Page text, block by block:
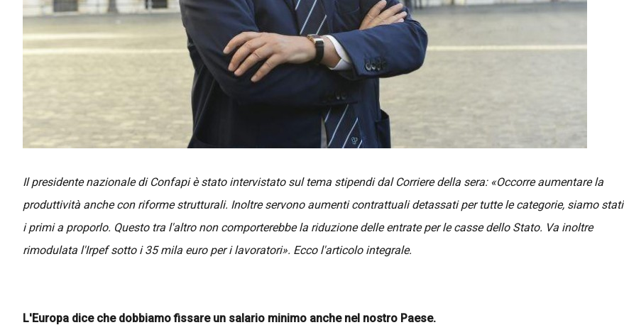
Il presidente nazionale di Confapi è stato intervistato sul tema stipendi dal Corriere della sera: «Occorre aumentare la
produttività anche con riforme strutturali. Inoltre servono aumenti contrattuali detassati per tutte le categorie, siamo stati
i primi a proporlo. Questo tra l'altro non comporterebbe la riduzione delle entrate per le casse dello Stato. Va inoltre
rimodulata l'Irpef sotto i 35 mila euro per i lavoratori». Ecco l'articolo integrale.
L'Europa dice che dobbiamo fissare un salario minimo anche nel nostro Paese.